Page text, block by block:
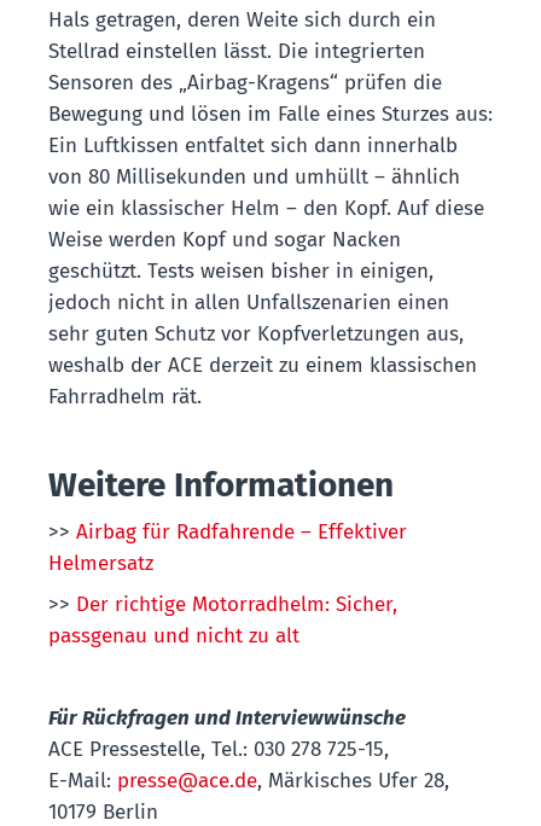
Hals getragen, deren Weite sich durch ein
Stellrad einstellen lässt. Die integrierten
Sensoren des „Airbag-Kragens“ prüfen die
Bewegung und lösen im Falle eines Sturzes aus:
Ein Luftkissen entfaltet sich dann innerhalb
von 80 Millisekunden und umhüllt – ähnlich
wie ein klassischer Helm – den Kopf. Auf diese
Weise werden Kopf und sogar Nacken
geschützt. Tests weisen bisher in einigen,
jedoch nicht in allen Unfallszenarien einen
sehr guten Schutz vor Kopfverletzungen aus,
weshalb der ACE derzeit zu einem klassischen
Fahrradhelm rät.
Weitere Informationen
>> Airbag für Radfahrende – Effektiver
Helmersatz
>> Der richtige Motorradhelm: Sicher,
passgenau und nicht zu alt
Für Rückfragen und Interviewwünsche
ACE Pressestelle, Tel.: 030 278 725-15,
E-Mail: presse@ace.de, Märkisches Ufer 28,
10179 Berlin